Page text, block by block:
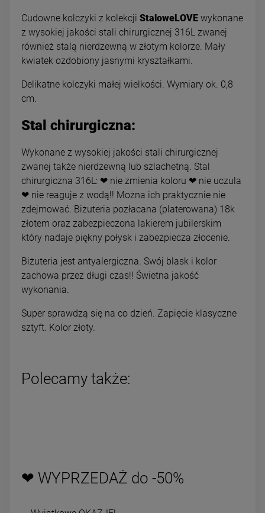
Cudowne kolczyki z kolekcji StaloweLOVE wykonane
z wysokiej jakości stali chirurgicznej 316L zwanej
również stalą nierdzewną w złotym kolorze. Mały
kwiatek ozdobiony jasnymi kryształkami.
Delikatne kolczyki małej wielkości. Wymiary ok. 0,8
cm.
Stal chirurgiczna:
Wykonane z wysokiej jakości stali chirurgicznej
zwanej także nierdzewną lub szlachetną. Stal
chirurgiczna 316L: ❤ nie zmienia koloru ❤ nie uczula
❤ nie reaguje z wodą!! Można ich praktycznie nie
zdejmować. Biżuteria pozłacana (platerowana) 18k
złotem oraz zabezpieczona lakierem jubilerskim
który nadaje piękny połysk i zabezpiecza złocenie.
Biżuteria jest antyalergiczna. Swój blask i kolor
zachowa przez długi czas!! Świetna jakość
wykonania.
Super sprawdzą się na co dzień. Zapięcie klasyczne
sztyft. Kolor złoty.
Polecamy także:
❤ WYPRZEDAŻ do -50%